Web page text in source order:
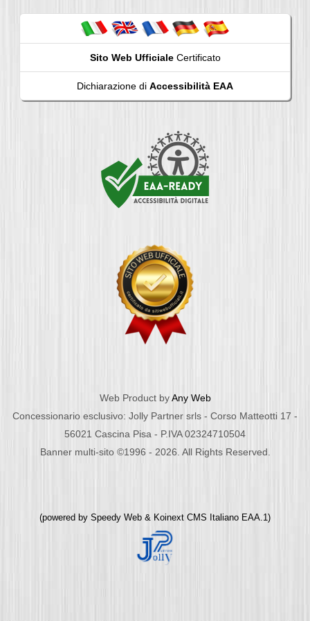
Sito Web UfficialeCertificato
Dichiarazione di Accessibilità EAA
Web Product byAny Web
Concessionario esclusivo: Jolly Partner srls - Corso Matteotti 17 -
56021 Cascina Pisa - P.IVA 02324710504
Banner multi-sito ©1996 - 2026. All Rights Reserved.
(powered by Speedy Web & Koinext CMS Italiano EAA.1)